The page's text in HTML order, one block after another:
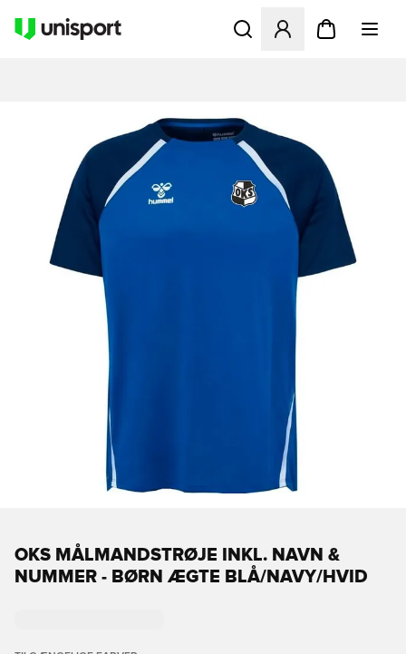
Åbner en Modal til at
OKS MÅLMANDSTRØJE INKL. NAVN &
NUMMER - BØRN ÆGTE BLÅ/NAVY/HVID